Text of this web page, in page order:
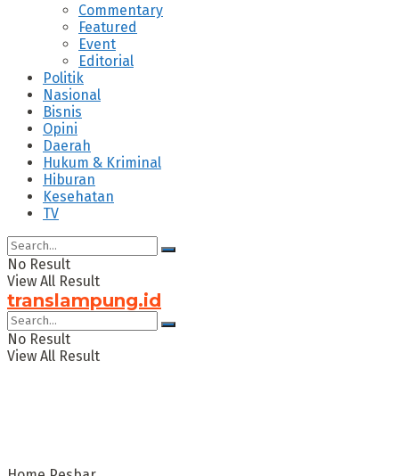
Commentary
Featured
Event
Editorial
Politik
Nasional
Bisnis
Opini
Daerah
Hukum & Kriminal
Hiburan
Kesehatan
TV
No Result
View All Result
translampung.id
No Result
View All Result